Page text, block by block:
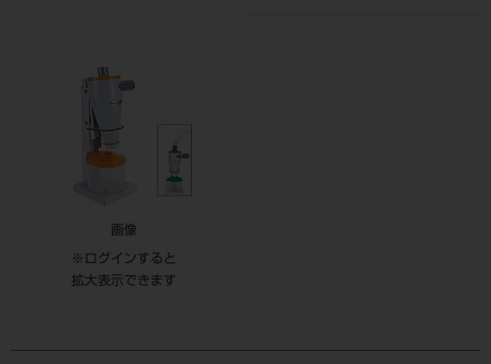
画像
※ログインすると
拡大表示できます